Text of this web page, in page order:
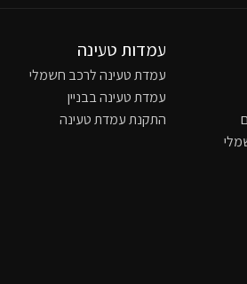
עמדות טעינה
עמדת טעינה לרכב חשמלי
עמדת טעינה בבניין
התקנת עמדת טעינה